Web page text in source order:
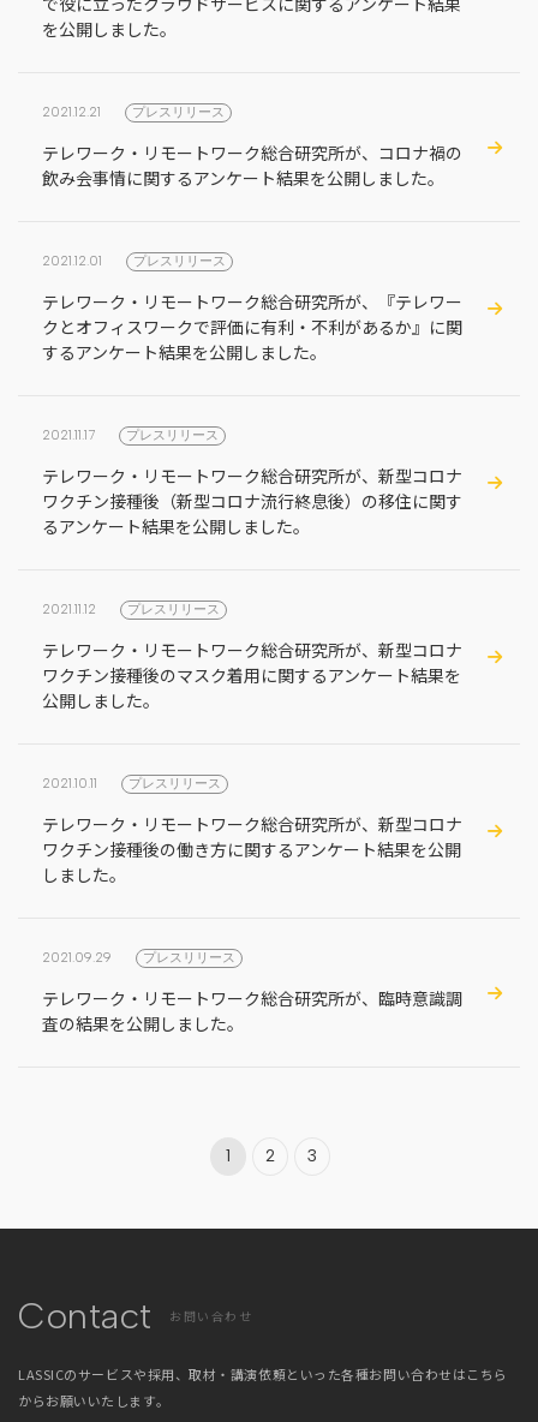
を公開しました。
2021.12.21 プレスリリース
テレワーク・リモートワーク総合研究所が、コロナ禍の
飲み会事情に関するアンケート結果を公開しました。
2021.12.01 プレスリリース
テレワーク・リモートワーク総合研究所が、『テレワー
クとオフィスワークで評価に有利・不利があるか』に関
するアンケート結果を公開しました。
2021.11.17 プレスリリース
テレワーク・リモートワーク総合研究所が、新型コロナ
ワクチン接種後（新型コロナ流行終息後）の移住に関す
るアンケート結果を公開しました。
2021.11.12 プレスリリース
テレワーク・リモートワーク総合研究所が、新型コロナ
ワクチン接種後のマスク着用に関するアンケート結果を
公開しました。
2021.10.11 プレスリリース
テレワーク・リモートワーク総合研究所が、新型コロナ
ワクチン接種後の働き方に関するアンケート結果を公開
しました。
2021.09.29 プレスリリース
テレワーク・リモートワーク総合研究所が、臨時意識調
査の結果を公開しました。
1 2 3
Contact お問い合わせ
LASSICのサービスや採用、取材・講演依頼といった各種お問い合わせはこちら
からお願いいたします。